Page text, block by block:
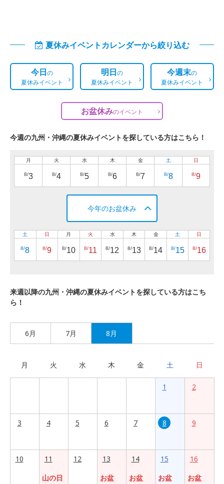
夏休みイベントカレンダーから絞り込む
今日の
夏休みイベント
明日の
夏休みイベント
今週末の
夏休みイベント
お盆休みのイベント
今週の九州・沖縄の夏休みイベントを探している方はこちら！
月
8/3
火
8/4
水
8/5
木
8/6
金
8/7
土
8/8
日
8/9
今年のお盆休み
土
8/8
日
8/9
月
8/10
火
8/11
水
8/12
木
8/13
金
8/14
土
8/15
日
8/16
来週以降の九州・沖縄の夏休みイベントを探している方はこち
ら！
6月 7月 8月
月 火 水 木 金 土 日
1 2
3 4 5 6 7 8 9
10
11
山の日
12
13
お盆
14
お盆
15
お盆
16
お盆